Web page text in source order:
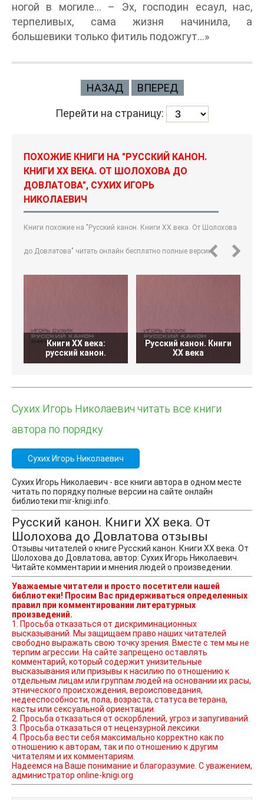
ногой в могиле… – Эх, господин есаул, нас,
терпеливых, сама жизня начинила, а
большевики только фитиль подожгут…»
НАЗАД ВПЕРЕД
Перейти на страницу:
ПОХОЖИЕ КНИГИ НА "РУССКИЙ КАНОН.
КНИГИ ХХ ВЕКА. ОТ ШОЛОХОВА ДО
ДОВЛАТОВА", СУХИХ ИГОРЬ
НИКОЛАЕВИЧ
Книги похожие на "Русский канон. Книги ХХ века. От Шолохова
до Довлатова" читать онлайн бесплатно полные версии.
Книги XX века:
русский канон.
Русский канон. Книги
XX века
Сухих Игорь Николаевич читать все книги
автора по порядку
Сухих Игорь Николаевич
Сухих Игорь Николаевич - все книги автора в одном месте
читать по порядку полные версии на сайте онлайн
библиотеки mir-knigi.info.
Русский канон. Книги ХХ века. От
Шолохова до Довлатова отзывы
Отзывы читателей о книге Русский канон. Книги ХХ века. От
Шолохова до Довлатова, автор: Сухих Игорь Николаевич.
Читайте комментарии и мнения людей о произведении.
Уважаемые читатели и просто посетители нашей
библиотеки! Просим Вас придерживаться определенных
правил при комментировании литературных
произведений.
1. Просьба отказаться от дискриминационных
высказываний. Мы защищаем право наших читателей
свободно выражать свою точку зрения. Вместе с тем мы не
терпим агрессии. На сайте запрещено оставлять
комментарий, который содержит унизительные
высказывания или призывы к насилию по отношению к
отдельным лицам или группам людей на основании их расы,
этнического происхождения, вероисповедания,
недееспособности, пола, возраста, статуса ветерана,
касты или сексуальной ориентации.
2. Просьба отказаться от оскорблений, угроз и запугиваний.
3. Просьба отказаться от нецензурной лексики.
4. Просьба вести себя максимально корректно как по
отношению к авторам, так и по отношению к другим
читателям и их комментариям.
Надеемся на Ваше понимание и благоразумие. С уважением,
администратор online-knigi.org